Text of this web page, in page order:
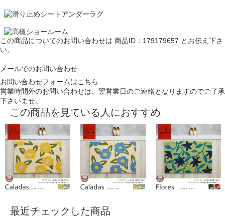
この商品についてのお問い合わせは 商品ID：179179657 とお伝え下さ
い。
メールでのお問い合わせ
お問い合わせフォームはこちら
営業時間外のお問い合わせは、翌営業日のご連絡となりますのでご了承
下さいませ。
この商品を見ている人におすすめ
最近チェックした商品